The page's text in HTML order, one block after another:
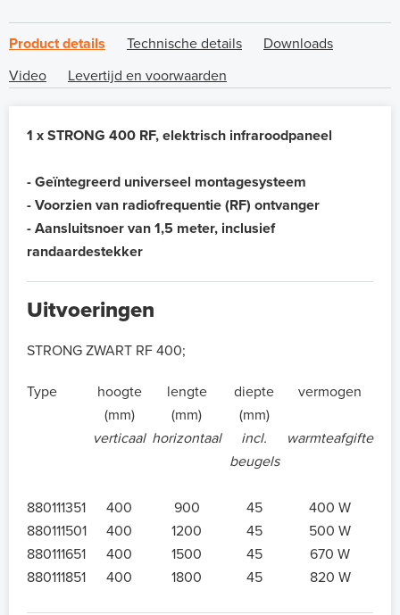
Product details Technische details
Downloads
Video
Levertijd en voorwaarden
1 x STRONG 400 RF, elektrisch infraroodpaneel
- Geïntegreerd universeel montagesysteem
- Voorzien van radiofrequentie (RF) ontvanger
- Aansluitsnoer van 1,5 meter, inclusief
randaardestekker
Uitvoeringen
STRONG ZWART RF 400;
Type
hoogte
(mm)
lengte
(mm)
diepte
(mm)
vermogen
verticaal horizontaal
incl.
beugels
warmteafgifte
880111351 400 900 45
400 W
880111501
400 1200 45
500 W
880111651
400 1500 45
670 W
880111851
400 1800 45 820 W